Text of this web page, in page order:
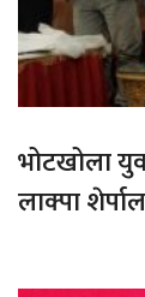
भोटखोला
लाक्पा